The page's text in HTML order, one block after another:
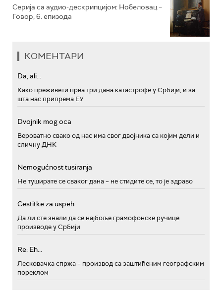
Серија са аудио-дескрипцијом: Нобеловац –
Говор, 6. епизода
КОМЕНТАРИ
Da, ali...
Како преживети прва три дана катастрофе у Србији, и за
шта нас припрема ЕУ
Dvojnik mog oca
Вероватно свако од нас има свог двојника са којим дели и
сличну ДНК
Nemogućnost tusiranja
Не туширате се сваког дана – не стидите се, то је здраво
Cestitke za uspeh
Да ли сте знали да се најбоље грамофонске ручице
производе у Србији
Re: Eh...
Лесковачка спржа – производ са заштићеним географским
пореклом